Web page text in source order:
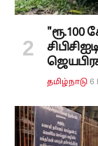
"ரூ.100
தமிழ்நாடு 6